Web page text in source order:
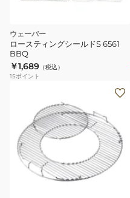
ウェーバー
ロースティングシールドS 6561
BBQ
￥1,689 （税込）
15ポイント